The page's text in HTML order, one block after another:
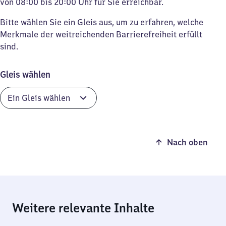
von 08:00 bis 20:00 Uhr für Sie erreichbar.
Bitte wählen Sie ein Gleis aus, um zu erfahren, welche
Merkmale der weitreichenden Barrierefreiheit erfüllt
sind.
Gleis wählen
Nach oben
Weitere relevante Inhalte